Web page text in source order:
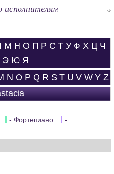
М Н О П Р С Т У Ф Х Ц Ч
Э Ю Я
N O P Q R S T U V W Y Z
- Фортепиано
-